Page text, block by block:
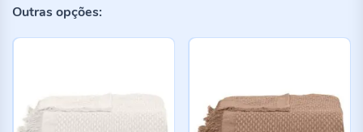
Outras opções: